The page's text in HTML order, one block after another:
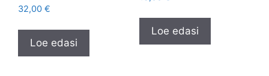
32,00 €
Loe edasi
Loe edasi